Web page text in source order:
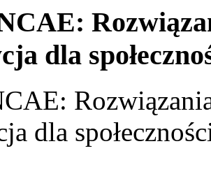
dla
dla